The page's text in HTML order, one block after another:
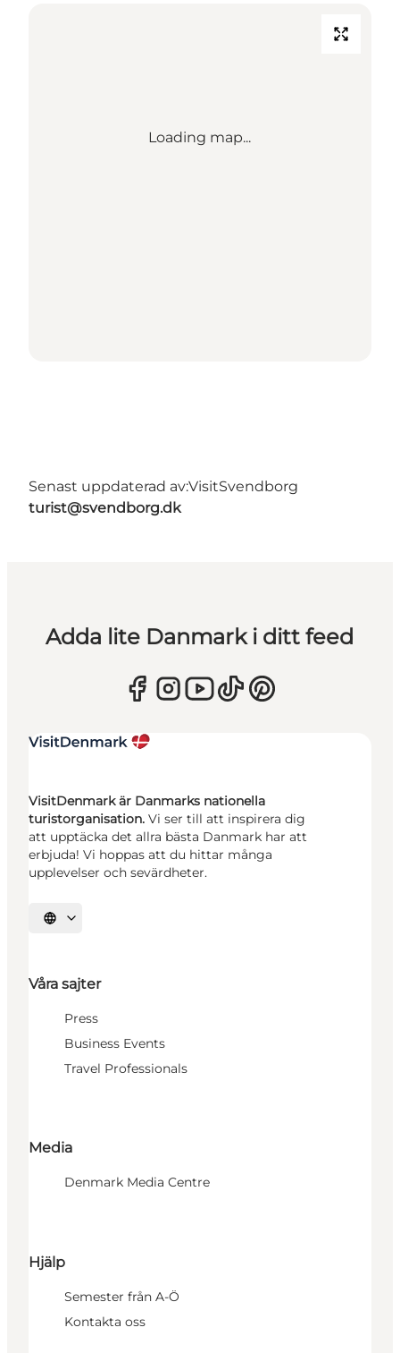
Loading map...
Senast uppdaterad av:VisitSvendborg
turist@svendborg.dk
Adda lite Danmark i ditt feed
VisitDenmark är Danmarks nationella
turistorganisation. Vi ser till att inspirera dig
att upptäcka det allra bästa Danmark har att
erbjuda! Vi hoppas att du hittar många
upplevelser och sevärdheter.
Välj språk
Våra sajter
Press
Business Events
Travel Professionals
Media
Denmark Media Centre
Hjälp
Semester från A-Ö
Kontakta oss